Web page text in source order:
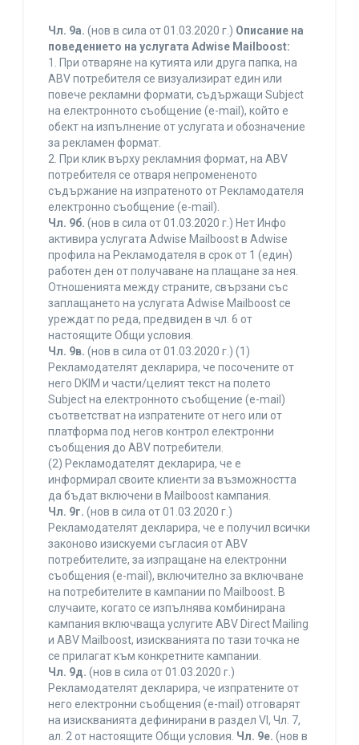
Чл. 9а. (нов в сила от 01.03.2020 г.) Описание на
поведението на услугата Adwise Mailboost:
1. При отваряне на кутията или друга папка, на
ABV потребителя се визуализират един или
повече рекламни формати, съдържащи Subject
на електронното съобщение (e-mail), който е
обект на изпълнение от услугата и обозначение
за рекламен формат.
2. При клик върху рекламния формат, на ABV
потребителя се отваря непромененото
съдържание на изпратеното от Рекламодателя
електронно съобщение (e-mail).
Чл. 9б. (нов в сила от 01.03.2020 г.) Нет Инфо
активира услугата Adwise Mailboost в Adwise
профила на Рекламодателя в срок от 1 (един)
работен ден от получаване на плащане за нея.
Отношенията между страните, свързани със
заплащането на услугата Adwise Mailboost се
уреждат по реда, предвиден в чл. 6 от
настоящите Общи условия.
Чл. 9в. (нов в сила от 01.03.2020 г.) (1)
Рекламодателят декларира, че посочените от
него DKIM и части/целият текст на полето
Subject на електронното съобщение (e-mail)
съответстват на изпратените от него или от
платформа под негов контрол електронни
съобщения до ABV потребители.
(2) Рекламодателят декларира, че е
информирал своите клиенти за възможността
да бъдат включени в Mailboost кампания.
Чл. 9г. (нов в сила от 01.03.2020 г.)
Рекламодателят декларира, че е получил всички
законово изискуеми съгласия от ABV
потребителите, за изпращане на електронни
съобщения (e-mail), включително за включване
на потребителите в кампании по Mailboost. В
случаите, когато се изпълнява комбинирана
кампания включваща услугите ABV Direct Mailing
и ABV Mailboost, изискванията по тази точка не
се прилагат към конкретните кампании.
Чл. 9д. (нов в сила от 01.03.2020 г.)
Рекламодателят декларира, че изпратените от
него електронни съобщения (e-mail) отговарят
на изискванията дефинирани в раздел VI, Чл. 7,
ал. 2 от настоящите Общи условия. Чл. 9е. (нов в